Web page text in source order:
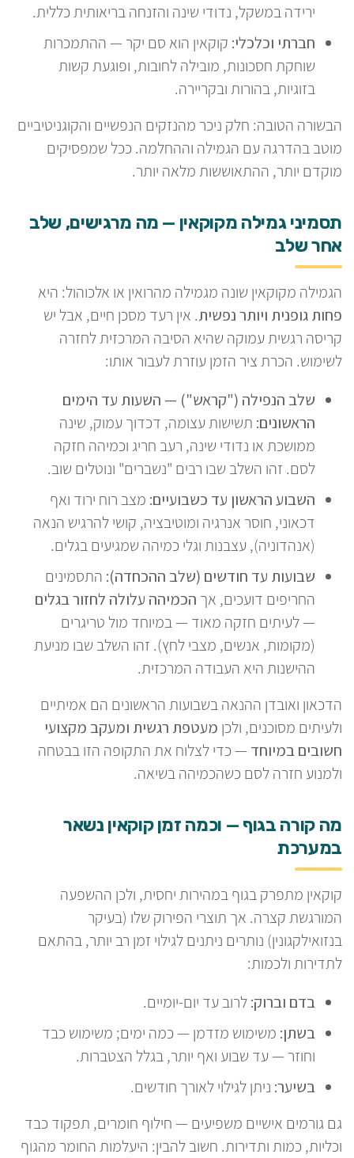
ירידה במשקל, נדודי שינה והזנחה בריאותית כללית.
חברתי וכלכלי: קוקאין הוא סם יקר — ההתמכרות
שוחקת חסכונות, מובילה לחובות, ופוגעת קשות
בזוגיות, בהורות ובקריירה.
הבשורה הטובה: חלק ניכר מהנזקים הנפשיים והקוגניטיביים
מוטב בהדרגה עם הגמילה וההחלמה. ככל שמפסיקים
מוקדם יותר, ההתאוששות מלאה יותר.
תסמיני גמילה מקוקאין — מה מרגישים, שלב
אחר שלב
הגמילה מקוקאין שונה מגמילה מהרואין או אלכוהול: היא
פחות גופנית ויותר נפשית. אין רעד מסכן חיים, אבל יש
קריסה רגשית עמוקה שהיא הסיבה המרכזית לחזרה
לשימוש. הכרת ציר הזמן עוזרת לעבור אותו:
שלב הנפילה ("קראש") — השעות עד הימים
הראשונים: תשישות עצומה, דכדוך עמוק, שינה
ממושכת או נדודי שינה, רעב חריג וכמיהה חזקה
לסם. זהו השלב שבו רבים "נשברים" ונוטלים שוב.
השבוע הראשון עד כשבועיים: מצב רוח ירוד ואף
דכאוני, חוסר אנרגיה ומוטיבציה, קושי להרגיש הנאה
(אנהדוניה), עצבנות וגלי כמיהה שמגיעים בגלים.
שבועות עד חודשים (שלב ההכחדה): התסמינים
החריפים דועכים, אך הכמיהה עלולה לחזור בגלים
— לעיתים חזקה מאוד — במיוחד מול טריגרים
(מקומות, אנשים, מצבי לחץ). זהו השלב שבו מניעת
ההישנות היא העבודה המרכזית.
הדכאון ואובדן ההנאה בשבועות הראשונים הם אמיתיים
ולעיתים מסוכנים, ולכן מעטפת רגשית ומעקב מקצועי
חשובים במיוחד— כדי לצלוח את התקופה הזו בבטחה
ולמנוע חזרה לסם כשהכמיהה בשיאה.
מה קורה בגוף — וכמה זמן קוקאין נשאר
במערכת
קוקאין מתפרק בגוף במהירות יחסית, ולכן ההשפעה
המורגשת קצרה. אך תוצרי הפירוק שלו (בעיקר
בנזואילקגונין) נותרים ניתנים לגילוי זמן רב יותר, בהתאם
לתדירות ולכמות:
בדם וברוק:לרוב עד יום-יומיים.
בשתן: משימוש מזדמן — כמה ימים; משימוש כבד
וחוזר — עד שבוע ואף יותר, בגלל הצטברות.
בשיער: ניתן לגילוי לאורך חודשים.
גם גורמים אישיים משפיעים — חילוף חומרים, תפקוד כבד
וכליות, כמות ותדירות. חשוב להבין: היעלמות החומר מהגוף